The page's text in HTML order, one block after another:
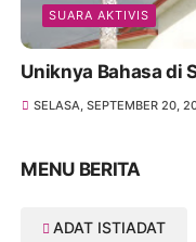
SUARA AKTIVIS
Uniknya Bahasa di
SELASA, SEPTEMBER 20,
MENU BERITA
ADAT ISTIADAT